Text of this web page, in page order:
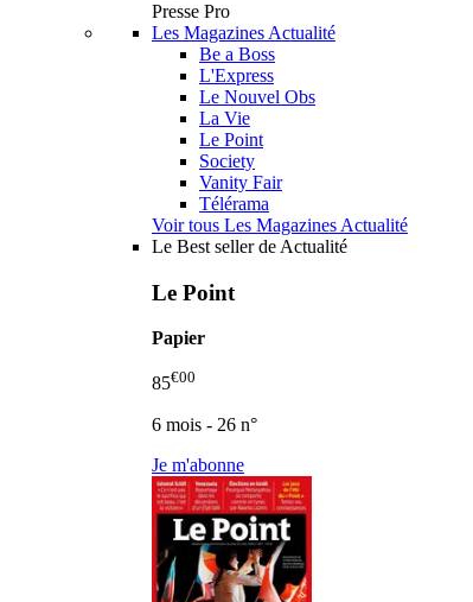
Presse Pro
Les Magazines Actualité
Be a Boss
L'Express
Le Nouvel Obs
La Vie
Le Point
Society
Vanity Fair
Télérama
Voir tous Les Magazines Actualité
Le Best seller de Actualité
Le Point
Papier
85€00
6 mois - 26 n°
Je m'abonne